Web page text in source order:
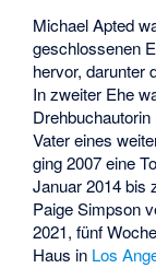
Michael Apted
geschlossenen
hervor, darunter
In zweiter Ehe
Drehbuchautorin
Vater eines
ging 2007 eine
Januar 2014 bis
Paige Simpson
2021, fünf
Haus in Los